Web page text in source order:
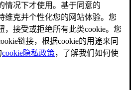
情况下才使用。基于同意的
维克并个性化您的网站体验。您
，接受或拒绝所有此类cookie。您
链接，根据cookie的用途来同
cookie隐私政策，了解我们如何使